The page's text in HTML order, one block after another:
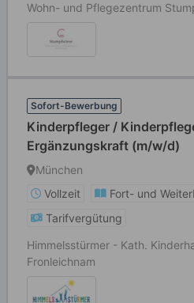
Wohn- und Pflegezentrum
Sofort-Bewerbung
Kinderpfleger /
Ergänzungskraft (m/w/d)
München
Vollzeit
Fort- und
Tarifvergütung
Himmelsstürmer - Kath.
Fronleichnam